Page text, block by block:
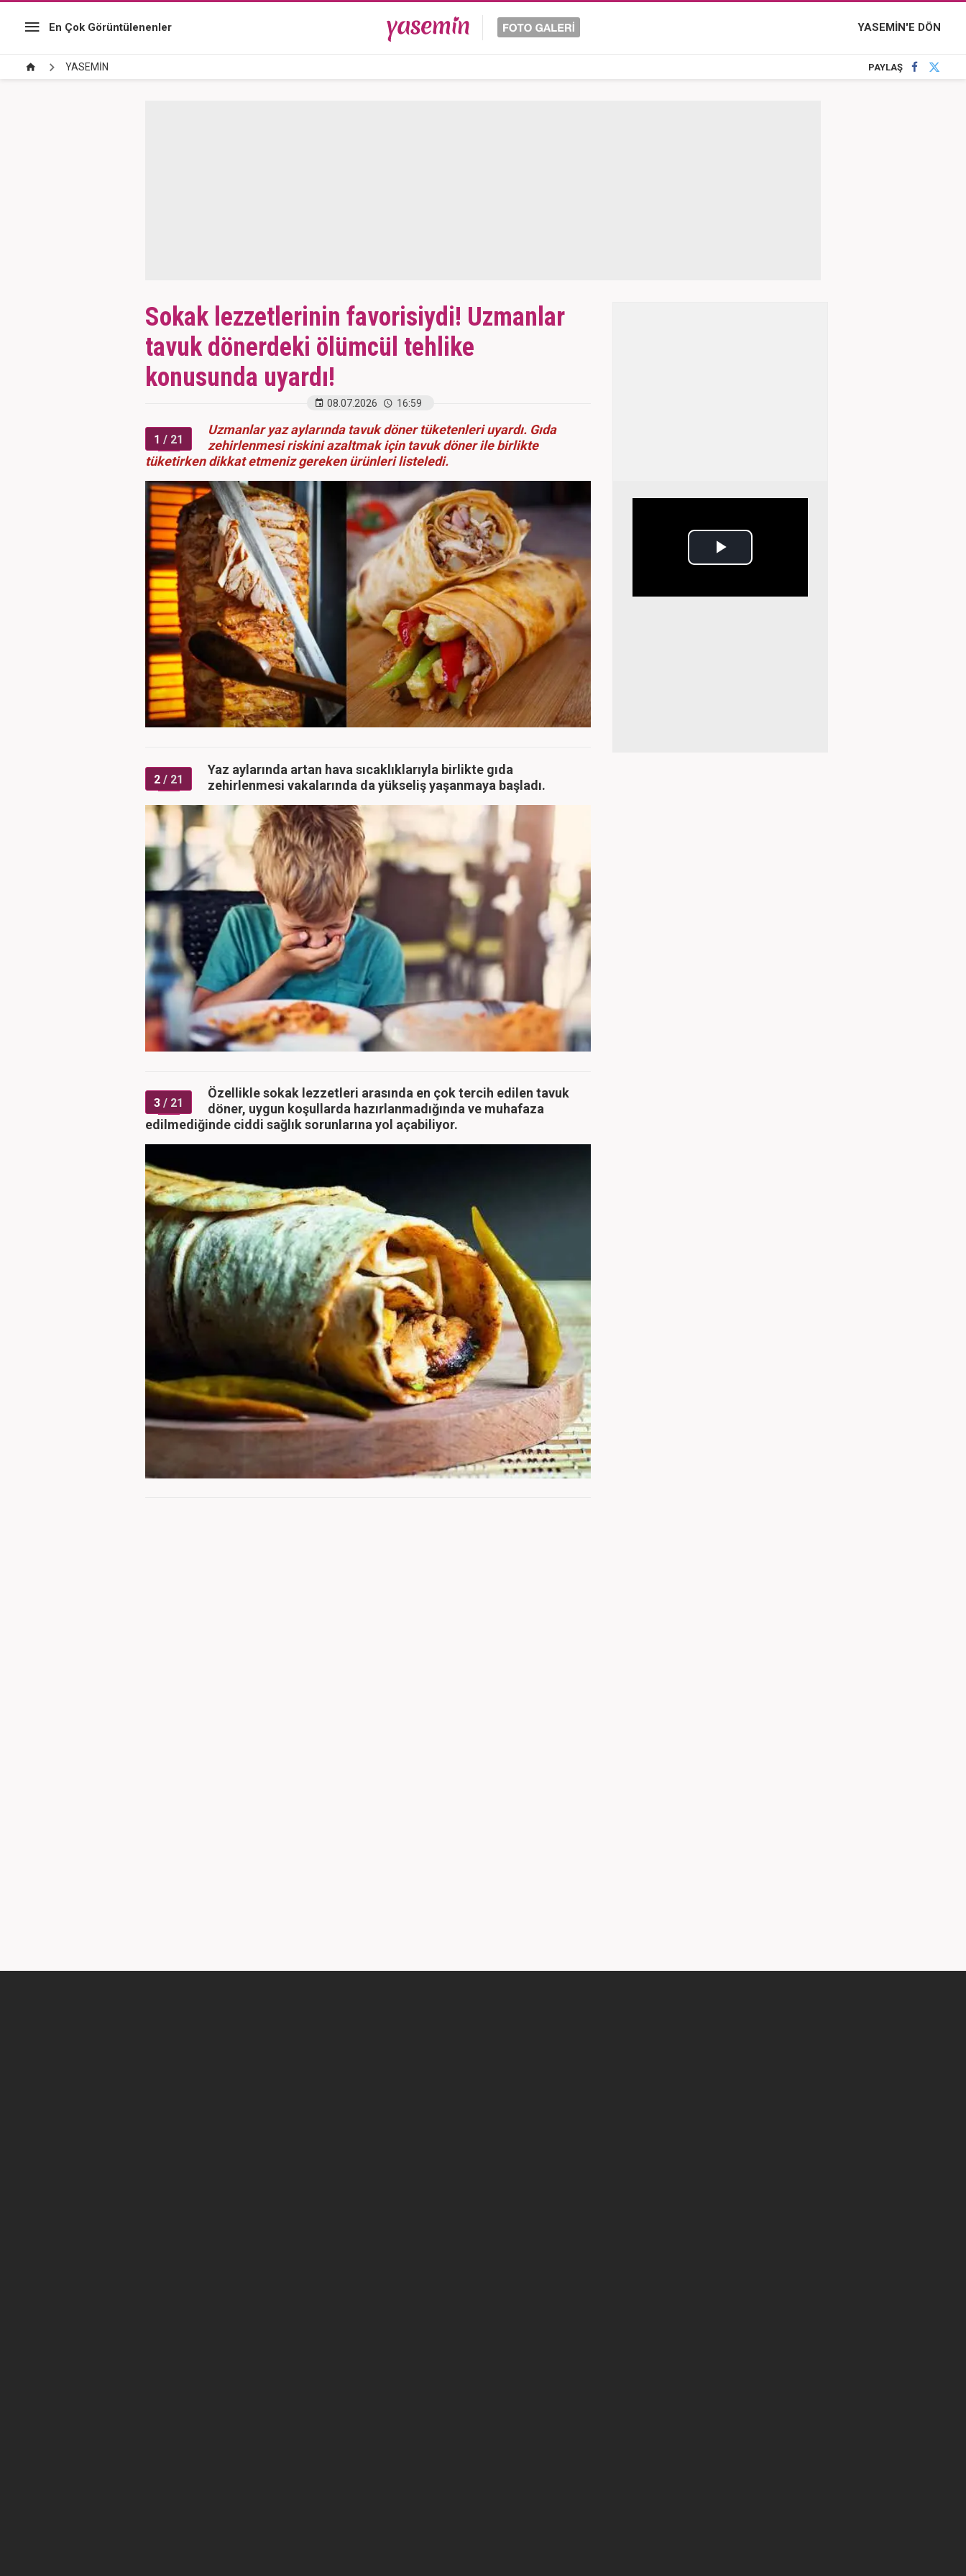
En Çok Görüntülenenler YASEMİN'E DÖN
YASEMİN PAYLAŞ
Sokak lezzetlerinin favorisiydi! Uzmanlar
tavuk dönerdeki ölümcül tehlike
konusunda uyardı!
08.07.2026 16:59
1 / 21
Uzmanlar yaz aylarında tavuk döner tüketenleri uyardı. Gıda
zehirlenmesi riskini azaltmak için tavuk döner ile birlikte
tüketirken dikkat etmeniz gereken ürünleri listeledi.
2 / 21
Yaz aylarında artan hava sıcaklıklarıyla birlikte gıda
zehirlenmesi vakalarında da yükseliş yaşanmaya başladı.
3 / 21
Özellikle sokak lezzetleri arasında en çok tercih edilen tavuk
döner, uygun koşullarda hazırlanmadığında ve muhafaza
edilmediğinde ciddi sağlık sorunlarına yol açabiliyor.